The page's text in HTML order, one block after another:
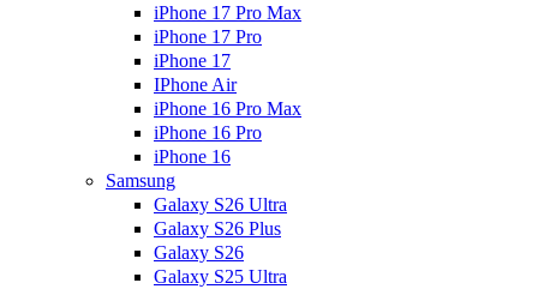
iPhone 17 Pro Max
iPhone 17 Pro
iPhone 17
IPhone Air
iPhone 16 Pro Max
iPhone 16 Pro
iPhone 16
Samsung
Galaxy S26 Ultra
Galaxy S26 Plus
Galaxy S26
Galaxy S25 Ultra